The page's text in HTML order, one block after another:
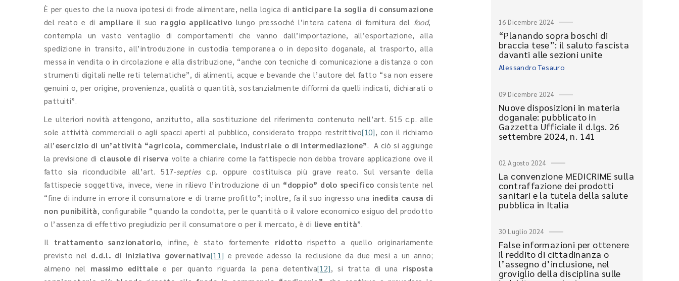
È per questo che la nuova ipotesi di frode alimentare, nella logica di anticipare la soglia di consumazione
del reato e di ampliare il suo raggio applicativo lungo pressoché l’intera catena di fornitura del food,
contempla un vasto ventaglio di comportamenti che vanno dall’importazione, all’esportazione, alla
spedizione in transito, all’introduzione in custodia temporanea o in deposito doganale, al trasporto, alla
messa in vendita o in circolazione e alla distribuzione, “anche con tecniche di comunicazione a distanza o con
strumenti digitali nelle reti telematiche”, di alimenti, acque e bevande che l’autore del fatto “sa non essere
genuini o, per origine, provenienza, qualità o quantità, sostanzialmente difformi da quelli indicati, dichiarati o
pattuiti”.
Le ulteriori novità attengono, anzitutto, alla sostituzione del riferimento contenuto nell’art. 515 c.p. alle
sole attività commerciali o agli spacci aperti al pubblico, considerato troppo restrittivo[10], con il richiamo
all’esercizio di un’attività “agricola, commerciale, industriale o di intermediazione”. A ciò si aggiunge
la previsione di clausole di riserva volte a chiarire come la fattispecie non debba trovare applicazione ove il
fatto sia riconducibile all’art. 517-septiesc.p. oppure costituisca più grave reato. Sul versante della
fattispecie soggettiva, invece, viene in rilievo l’introduzione di un “doppio” dolo specifico consistente nel
“fine di indurre in errore il consumatore e di trarne profitto”; inoltre, fa il suo ingresso una inedita causa di
non punibilità, configurabile “quando la condotta, per le quantità o il valore economico esiguo del prodotto
o l’assenza di effettivo pregiudizio per il consumatore o per il mercato, è di lieve entità”.
Il trattamento sanzionatorio, infine, è stato fortemente ridotto rispetto a quello originariamente
previsto nel d.d.l. di iniziativa governativa[11] e prevede adesso la reclusione da due mesi a un anno;
almeno nel massimo edittalee per quanto riguarda la pena detentiva[12], si tratta di una risposta
16 Dicembre 2024
“Planando sopra boschi di
braccia tese”: il saluto fascista
davanti alle sezioni unite
Alessandro Tesauro
09 Dicembre 2024
Nuove disposizioni in materia
doganale: pubblicato in
Gazzetta Ufficiale il d.lgs. 26
settembre 2024, n. 141
02 Agosto 2024
La convenzione MEDICRIME sulla
contraffazione dei prodotti
sanitari e la tutela della salute
pubblica in Italia
30 Luglio 2024
False informazioni per ottenere
il reddito di cittadinanza o
l’assegno d’inclusione, nel
groviglio della disciplina sulle